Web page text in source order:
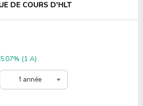
DE COURS D'HLT
1 année
(1 A)